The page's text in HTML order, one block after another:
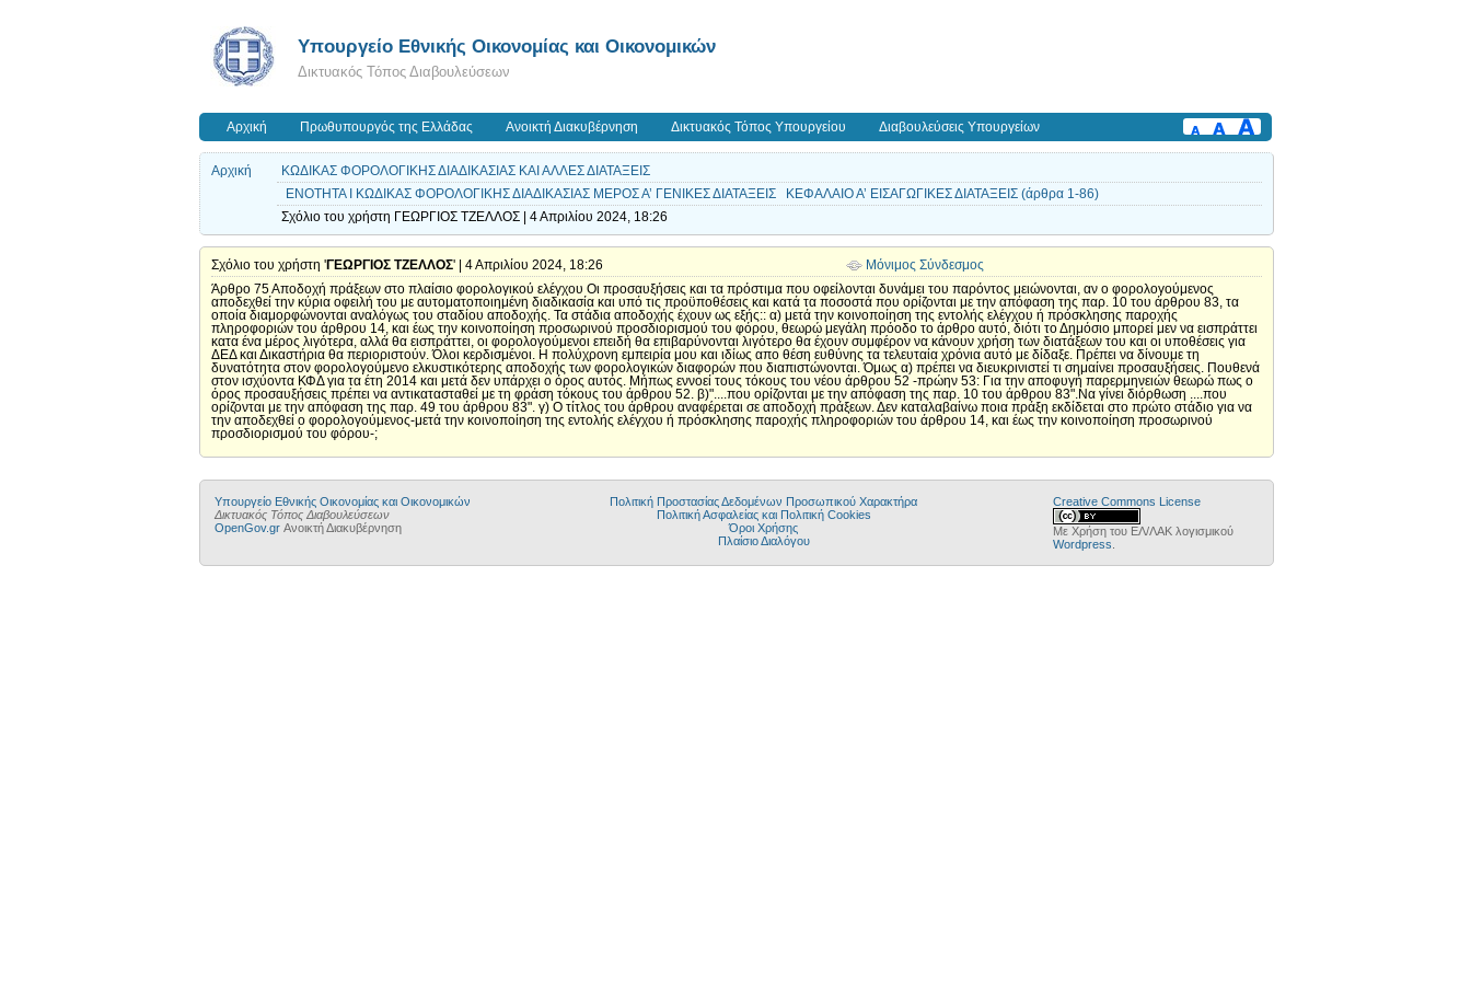
Υπουργείο Εθνικής Οικονομίας και Οικονομικών
Δικτυακός Τόπος Διαβουλεύσεων
Αρχική Πρωθυπουργός της Ελλάδας Ανοικτή Διακυβέρνηση Δικτυακός Τόπος Υπουργείου Διαβουλεύσεις Υπουργείων
Αρχική
ΚΩΔΙΚΑΣ ΦΟΡΟΛΟΓΙΚΗΣ ΔΙΑΔΙΚΑΣΙΑΣ ΚΑΙ ΑΛΛΕΣ ΔΙΑΤΑΞΕΙΣ
ΕΝΟΤΗΤΑ Ι ΚΩΔΙΚΑΣ ΦΟΡΟΛΟΓΙΚΗΣ ΔΙΑΔΙΚΑΣΙΑΣ ΜΕΡΟΣ Α’ ΓΕΝΙΚΕΣ ΔΙΑΤΑΞΕΙΣ ΚΕΦΑΛΑΙΟ Α’ ΕΙΣΑΓΩΓΙΚΕΣ ΔΙΑΤΑΞΕΙΣ (άρθρα 1-86)
Σχόλιο του χρήστη ΓΕΩΡΓΙΟΣ ΤΖΕΛΛΟΣ | 4 Απριλίου 2024, 18:26
Σχόλιο του χρήστη 'ΓΕΩΡΓΙΟΣ ΤΖΕΛΛΟΣ' | 4 Απριλίου 2024, 18:26
Μόνιμος Σύνδεσμος
Άρθρο 75 Αποδοχή πράξεων στο πλαίσιο φορολογικού ελέγχου Οι προσαυξήσεις και τα πρόστιμα που οφείλονται δυνάμει του παρόντος μειώνονται, αν ο φορολογούμενος
αποδεχθεί την κύρια οφειλή του με αυτοματοποιημένη διαδικασία και υπό τις προϋποθέσεις και κατά τα ποσοστά που ορίζονται με την απόφαση της παρ. 10 του άρθρου 83, τα
οποία διαμορφώνονται αναλόγως του σταδίου αποδοχής. Τα στάδια αποδοχής έχουν ως εξής:: α) μετά την κοινοποίηση της εντολής ελέγχου ή πρόσκλησης παροχής
πληροφοριών του άρθρου 14, και έως την κοινοποίηση προσωρινού προσδιορισμού του φόρου, θεωρώ μεγάλη πρόοδο το άρθρο αυτό, διότι το Δημόσιο μπορεί μεν να εισπράττει
κατα ένα μέρος λιγότερα, αλλά θα εισπράττει, οι φορολογούμενοι επειδή θα επιβαρύνονται λιγότερο θα έχουν συμφέρον να κάνουν χρήση των διατάξεων του και οι υποθέσεις για
ΔΕΔ και Δικαστήρια θα περιοριστούν. Όλοι κερδισμένοι. Η πολύχρονη εμπειρία μου και ιδίως απο θέση ευθύνης τα τελευταία χρόνια αυτό με δίδαξε. Πρέπει να δίνουμε τη
δυνατότητα στον φορολογούμενο ελκυστικότερης αποδοχής των φορολογικών διαφορών που διαπιστώνονται. Όμως α) πρέπει να διευκρινιστεί τι σημαίνει προσαυξήσεις. Πουθενά
στον ισχύοντα ΚΦΔ για τα έτη 2014 και μετά δεν υπάρχει ο όρος αυτός. Μήπως εννοεί τους τόκους του νέου άρθρου 52 -πρώην 53: Για την αποφυγή παρερμηνειών θεωρώ πως ο
όρος προσαυξήσεις πρέπει να αντικατασταθεί με τη φράση τόκους του άρθρου 52. β)"....που ορίζονται με την απόφαση της παρ. 10 του άρθρου 83".Να γίνει διόρθωση ....που
ορίζονται με την απόφαση της παρ. 49 του άρθρου 83". γ) Ο τίτλος του άρθρου αναφέρεται σε αποδοχή πράξεων. Δεν καταλαβαίνω ποια πράξη εκδίδεται στο πρώτο στάδιο για να
την αποδεχθεί ο φορολογούμενος-μετά την κοινοποίηση της εντολής ελέγχου ή πρόσκλησης παροχής πληροφοριών του άρθρου 14, και έως την κοινοποίηση προσωρινού
προσδιορισμού του φόρου-;
Υπουργείο Εθνικής Οικονομίας και Οικονομικών
Δικτυακός Τόπος Διαβουλεύσεων
OpenGov.gr Ανοικτή Διακυβέρνηση
Πολιτική Προστασίας Δεδομένων Προσωπικού Χαρακτήρα
Πολιτική Ασφαλείας και Πολιτική Cookies
Όροι Χρήσης
Πλαίσιο Διαλόγου
Creative Commons License
Με Χρήση του ΕΛ/ΛΑΚ λογισμικού
Wordpress